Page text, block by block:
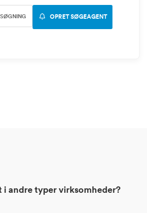
OPRET SØGEAGENT
i andre typer virksomheder?